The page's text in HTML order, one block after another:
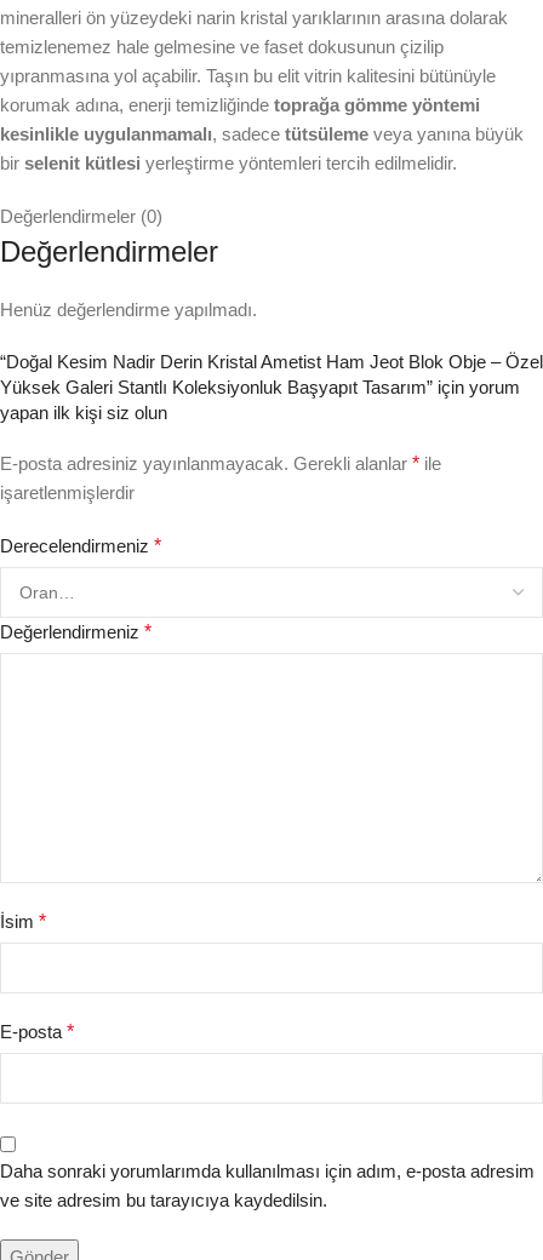
mineralleri ön yüzeydeki narin kristal yarıklarının arasına dolarak
temizlenemez hale gelmesine ve faset dokusunun çizilip
yıpranmasına yol açabilir. Taşın bu elit vitrin kalitesini bütünüyle
korumak adına, enerji temizliğinde toprağa gömme yöntemi
kesinlikle uygulanmamalı, sadece tütsüleme veya yanına büyük
bir selenit kütlesi yerleştirme yöntemleri tercih edilmelidir.
Değerlendirmeler (0)
Değerlendirmeler
Henüz değerlendirme yapılmadı.
“Doğal Kesim Nadir Derin Kristal Ametist Ham Jeot Blok Obje – Özel
Yüksek Galeri Stantlı Koleksiyonluk Başyapıt Tasarım” için yorum
yapan ilk kişi siz olun
E-posta adresiniz yayınlanmayacak. Gerekli alanlar * ile
işaretlenmişlerdir
Derecelendirmeniz *
Değerlendirmeniz *
İsim *
E-posta *
Daha sonraki yorumlarımda kullanılması için adım, e-posta adresim
ve site adresim bu tarayıcıya kaydedilsin.